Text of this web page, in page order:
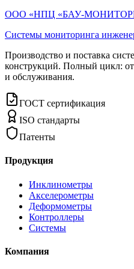
ООО «НПЦ «БАУ-
Системы мониторинга
Производство и поставка
конструкций. Полный цикл:
и обслуживания.
ГОСТ сертификация
ISO стандарты
Патенты
Продукция
Инклинометры
Акселерометры
Деформометры
Контроллеры
Системы
Компания